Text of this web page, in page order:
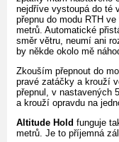
nejdříve vystoupá do té
přepnu do modu RTH
metrů. Automatické
směr větru, neumí ani
by někde okolo mě
Zkouším přepnout do
pravé zatáčky a krouží
přepnul, v nastavených
a krouží opravdu na
Altitude Hold funguje
metrů. Je to příjemná